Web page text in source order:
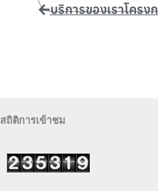
โครง
บริการของเรา
สถิติการเข้าชม